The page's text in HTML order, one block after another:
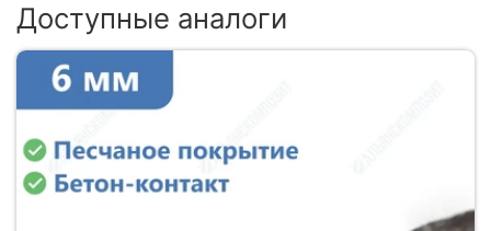
Доступные аналоги